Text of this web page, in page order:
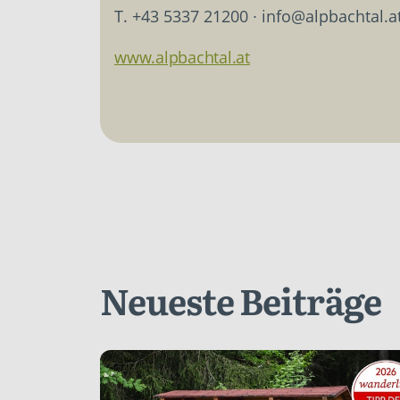
T. +43 5337 21200 ∙
www.alpbachtal.at
Neueste Beiträge